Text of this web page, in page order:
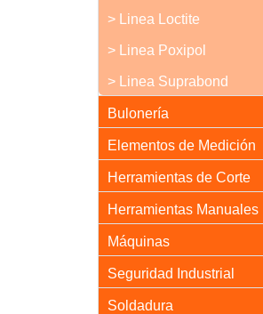
> Linea Loctite
> Linea Poxipol
> Linea Suprabond
Bulonería
Elementos de Medición
Herramientas de Corte
Herramientas Manuales
Máquinas
Seguridad Industrial
Soldadura